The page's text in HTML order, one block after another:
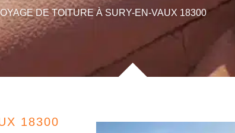
DE TOITURE À SURY-EN-VAUX 18300
18300